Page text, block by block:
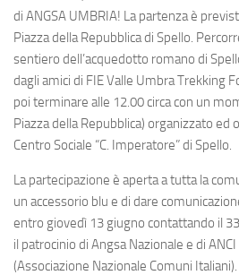
di ANGSA UMBRIA! La partenza è
Piazza della Repubblica di Spello.
sentiero dell’acquedotto romano di
dagli amici di FIE Valle Umbra Trekking
poi terminare alle 12.00 circa con un
Piazza della Repubblica) organizzato ed
Centro Sociale “C. Imperatore” di Spello.
La partecipazione è aperta a tutta la
un accessorio blu e di dare
entro giovedì 13 giugno contattando il
il patrocinio di Angsa Nazionale e di ANCI
(Associazione Nazionale Comuni Italiani).